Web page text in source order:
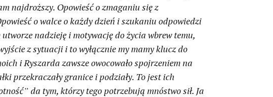
najdroższy. Opowieść o zmaganiu się z
o walce o każdy dzień i szukaniu odpowiedzi
nadzieję i motywację do życia wbrew temu,
z sytuacji i to wyłącznie my mamy klucz do
i Ryszarda zawsze owocowało spojrzeniem na
przekraczały granice i podziały. To jest ich
” da tym, którzy tego potrzebują mnóstwo sił. Ja